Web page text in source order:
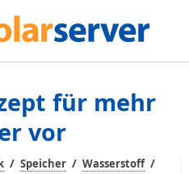
für mehr
vor
/ Speicher / Wasserstoff /